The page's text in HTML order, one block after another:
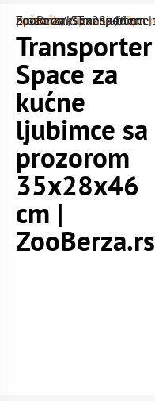
Početna/Oprema/
Oprema za mačke
/ Transporter Space za kućne ljubimce sa prozorom 35x28x46 cm | ZooBerza.rs
Transporter
Space za
kućne
ljubimce sa
prozorom
35x28x46
cm |
ZooBerza.rs